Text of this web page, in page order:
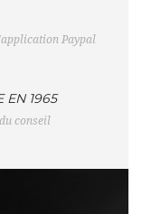
Paypal
EN 1965
conseil